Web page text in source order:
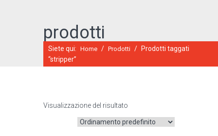
CATALOGO ONLINE
prodotti
Siete qui: Home / Prodotti /
Prodotti taggati
“stripper”
Visualizzazione del risultato